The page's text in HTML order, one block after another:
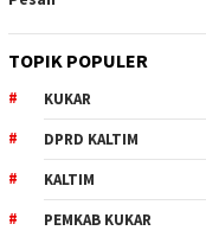
TOPIK POPULER
KUKAR
DPRD KALTIM
KALTIM
PEMKAB KUKAR